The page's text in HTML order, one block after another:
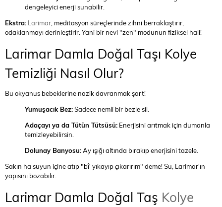
dengeleyici enerji sunabilir.
Ekstra: Larimar, meditasyon süreçlerinde zihni berraklaştırır,
odaklanmayı derinleştirir. Yani bir nevi "zen" modunun fiziksel hali!
Larimar Damla Doğal Taşı Kolye
Temizliği Nasıl Olur?
Bu okyanus bebeklerine nazik davranmak şart!
Yumuşacık Bez:Sadece nemli bir bezle sil.
Adaçayı ya da Tütün Tütsüsü: Enerjisini arıtmak için dumanla
temizleyebilirsin.
Dolunay Banyosu:Ay ışığı altında bırakıp enerjisini tazele.
Sakın ha suyun içine atıp "bî' yıkayıp çıkarırım" deme! Su, Larimar'ın
yapısını bozabilir.
Larimar Damla Doğal Taş Kolye